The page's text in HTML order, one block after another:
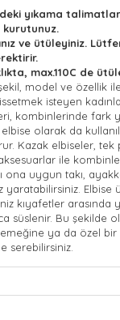
yıkama
ve ütüleyiniz.
max.110C de
model ve özellik
isteyen
kombinlerinde fark
olarak da
Kazak elbiseler, tek
ile
ona uygun takı,
Elbise
kıyafetler arasında
süslenir. Bu şekilde
ya da özel bir
serebilirsiniz.